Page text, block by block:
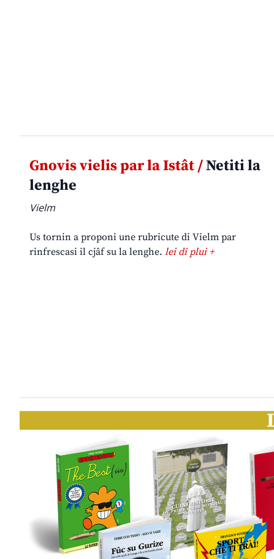
Gnovis vielis par la Istât /Netiti la
lenghe
Vielm
Us tornin a proponi une rubricute di Vielm par
rinfrescasi il cjâf su la lenghe. lei di plui +